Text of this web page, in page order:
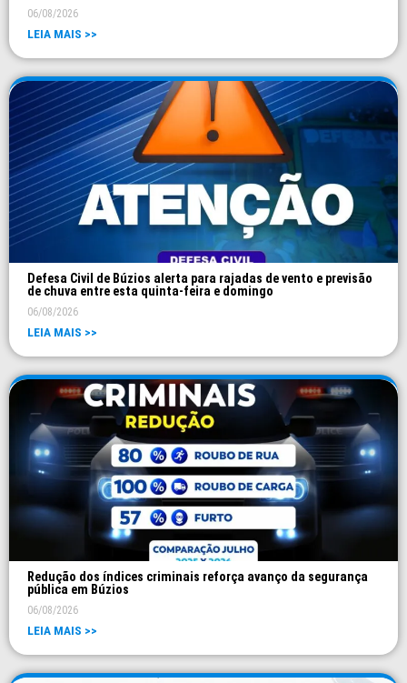
06/08/2026
LEIA MAIS >>
Defesa Civil de Búzios alerta para rajadas de vento e previsão
de chuva entre esta quinta-feira e domingo
06/08/2026
LEIA MAIS >>
Redução dos índices criminais reforça avanço da segurança
pública em Búzios
06/08/2026
LEIA MAIS >>